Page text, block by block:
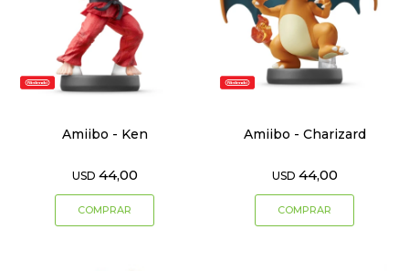
Amiibo - Ken
USD 44,00
Amiibo - Charizard
USD 44,00